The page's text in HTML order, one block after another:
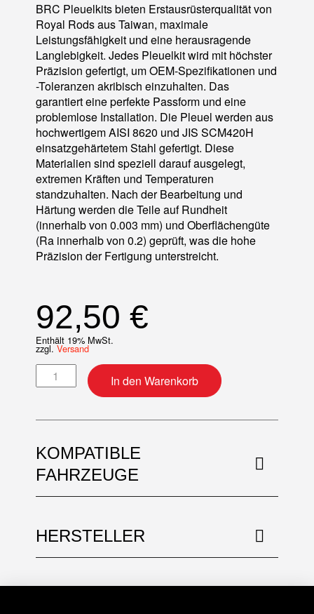
BRC Pleuelkits bieten Erstausrüsterqualität von
Royal Rods aus Taiwan, maximale
Leistungsfähigkeit und eine herausragende
Langlebigkeit. Jedes Pleuelkit wird mit höchster
Präzision gefertigt, um OEM-Spezifikationen und
-Toleranzen akribisch einzuhalten. Das
garantiert eine perfekte Passform und eine
problemlose Installation. Die Pleuel werden aus
hochwertigem AISI 8620 und JIS SCM420H
einsatzgehärtetem Stahl gefertigt. Diese
Materialien sind speziell darauf ausgelegt,
extremen Kräften und Temperaturen
standzuhalten. Nach der Bearbeitung und
Härtung werden die Teile auf Rundheit
(innerhalb von 0.003 mm) und Oberflächengüte
(Ra innerhalb von 0.2) geprüft, was die hohe
Präzision der Fertigung unterstreicht.
92,50 €
Enthält 19% MwSt.
zzgl. Versand
Pleuelkit MengeIn den Warenkorb
KOMPATIBLE
FAHRZEUGE
HERSTELLER